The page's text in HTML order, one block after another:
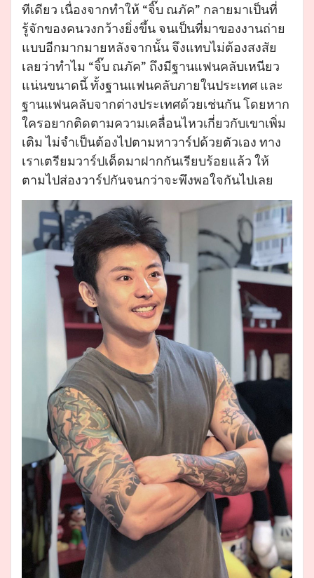
ทีเดียว เนื่องจากทำให้ “จิ๊บ ณภัค” กลายมาเป็นที่
รู้จักของคนวงกว้างยิ่งขึ้น จนเป็นที่มาของงานถ่าย
แบบอีกมากมายหลังจากนั้น จึงแทบไม่ต้องสงสัย
เลยว่าทำไม “จิ๊บ ณภัค” ถึงมีฐานแฟนคลับเหนียว
แน่นขนาดนี้ ทั้งฐานแฟนคลับภายในประเทศ และ
ฐานแฟนคลับจากต่างประเทศด้วยเช่นกัน โดยหาก
ใครอยากติดตามความเคลื่อนไหวเกี่ยวกับเขาเพิ่ม
เติม ไม่จำเป็นต้องไปตามหาวาร์ปด้วยตัวเอง ทาง
เราเตรียมวาร์ปเด็ดมาฝากกันเรียบร้อยแล้ว ให้
ตามไปส่องวาร์ปกันจนกว่าจะพึงพอใจกันไปเลย